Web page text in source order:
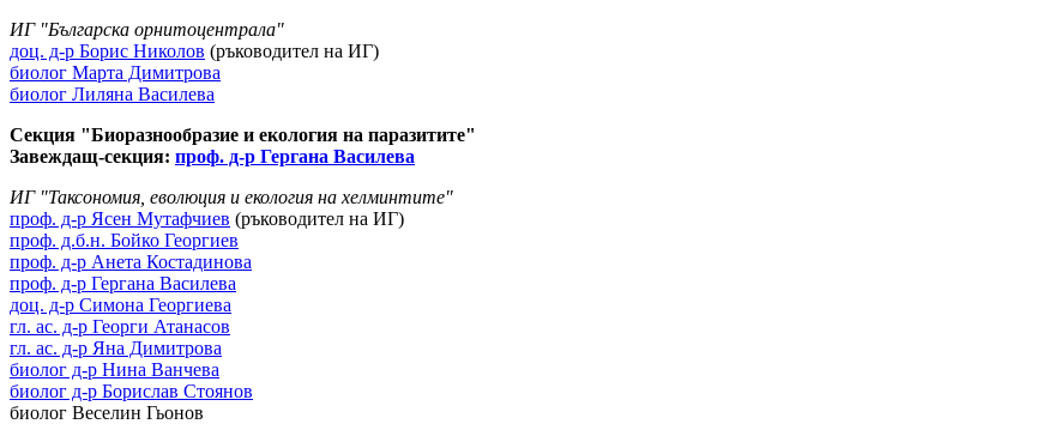
ИГ "Българска орнитоцентрала"
доц. д-р Борис Николов (ръководител на ИГ)
биолог Марта Димитрова
биолог Лиляна Василева
Секция "Биоразнообразие и екология на паразитите"
Завеждащ-секция: проф. д-р Гергана Василева
ИГ "Таксономия, еволюция и екология на хелминтите"
проф. д-р Ясен Мутафчиев (ръководител на ИГ)
проф. д.б.н. Бойко Георгиев
проф. д-р Анета Костадинова
проф. д-р Гергана Василева
доц. д-р Симона Георгиева
гл. ас. д-р Георги Атанасов
гл. ас. д-р Яна Димитрова
биолог д-р Нина Ванчева
биолог д-р Борислав Стоянов
биолог Веселин Гьонов